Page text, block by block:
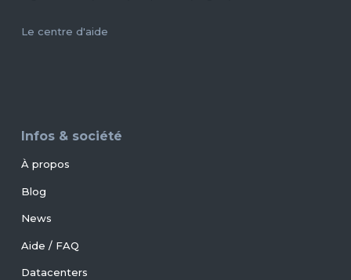
Le centre d'aide
Infos & société
À propos
Blog
News
Aide / FAQ
Datacenters